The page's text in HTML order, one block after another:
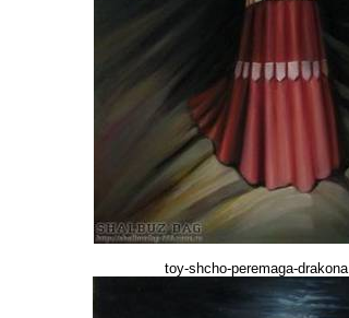
toy-shcho-peremaga-drakona